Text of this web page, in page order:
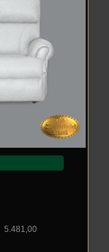
5.481,00